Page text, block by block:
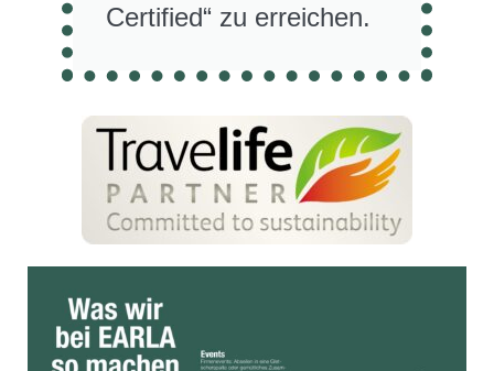
Certified“ zu erreichen.